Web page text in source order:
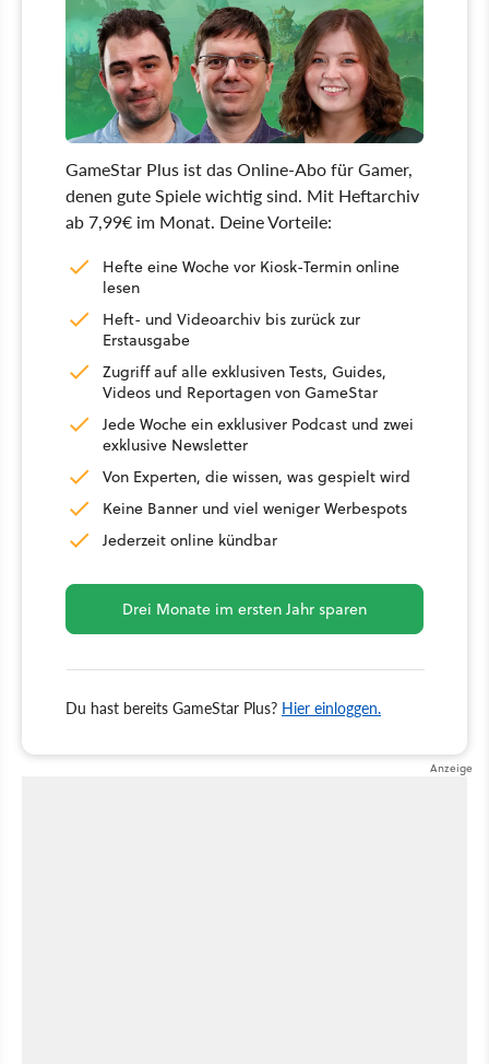
GameStar Plus ist das Online-Abo für Gamer,
denen gute Spiele wichtig sind. Mit Heftarchiv
ab 7,99€ im Monat. Deine Vorteile:
Hefte eine Woche vor Kiosk-Termin online
lesen
Heft- und Videoarchiv bis zurück zur
Erstausgabe
Zugriff auf alle exklusiven Tests, Guides,
Videos und Reportagen von GameStar
Jede Woche ein exklusiver Podcast und zwei
exklusive Newsletter
Von Experten, die wissen, was gespielt wird
Keine Banner und viel weniger Werbespots
Jederzeit online kündbar
Drei Monate im ersten Jahr sparen
Du hast bereits GameStar Plus? Hier einloggen.